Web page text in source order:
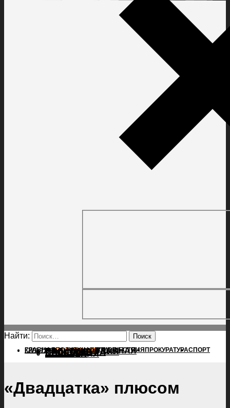
Найти:
ГЛАВНАЯПОЛИТИКАПРОИСШЕСТВИЯ ПРОКУРАТУРАСПОРТ
КУЛЬТУРАПОСЕЛЕНИЯГЛАВНАЯ
ПОЛИТИКА
ПРОИСШЕСТВИЯ
ПРОКУРАТУРА
СПОРТ
КУЛЬТУРА
ПОСЕЛЕНИЯ
«Двадцатка» плюсом